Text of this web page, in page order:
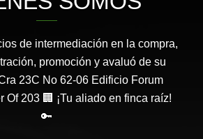
de intermediación en la compra,
promoción y avaluó de su
23C No 62-06 Edificio Forum
Of 203 🏢 ¡Tu aliado en finca raíz!
🔑